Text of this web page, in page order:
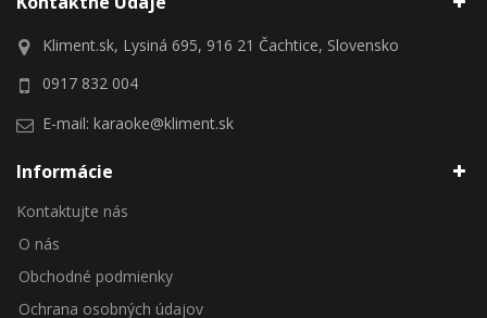
Kliment.sk, Lysiná 695, 916 21 Čachtice, Slovensko
0917 832 004
E-mail: karaoke@kliment.sk
Informácie
Kontaktujte nás
O nás
Obchodné podmienky
Ochrana osobných údajov